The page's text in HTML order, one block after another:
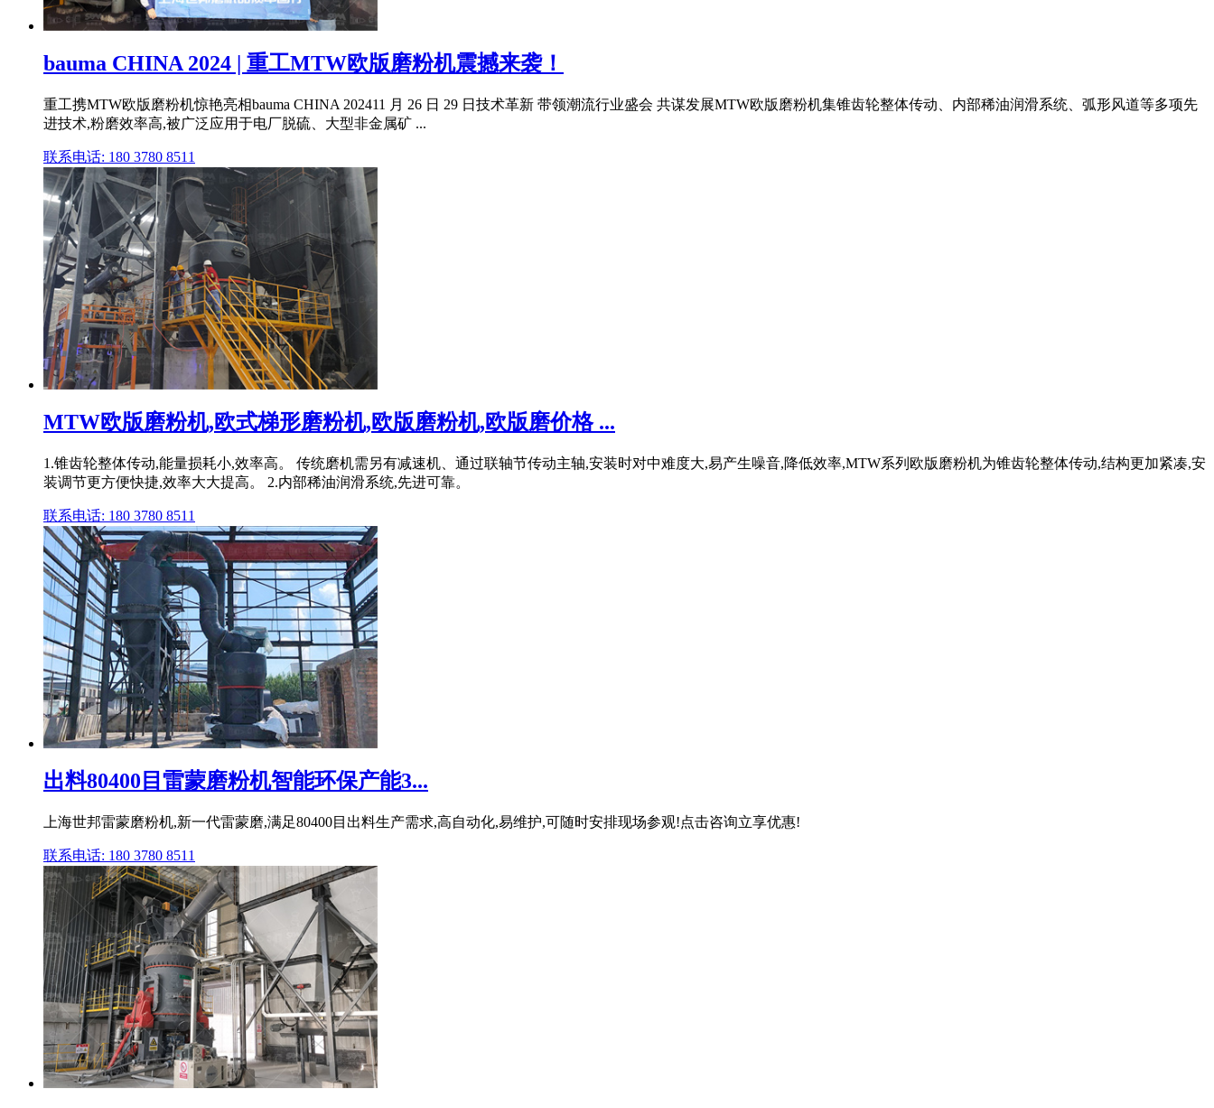
bauma CHINA 2024 | 重工MTW欧版磨粉机震撼来袭！
重工携MTW欧版磨粉机惊艳亮相bauma CHINA 202411 月 26 日 29 日技术革新 带领潮流行业盛会 共谋发展MTW欧版磨粉机集锥齿轮整体传动、内部稀油润滑系统、弧形风道等多项先
进技术,粉磨效率高,被广泛应用于电厂脱硫、大型非金属矿 ...
联系电话: 180 3780 8511
MTW欧版磨粉机,欧式梯形磨粉机,欧版磨粉机,欧版磨价格 ...
1.锥齿轮整体传动,能量损耗小,效率高。 传统磨机需另有减速机、通过联轴节传动主轴,安装时对中难度大,易产生噪音,降低效率,MTW系列欧版磨粉机为锥齿轮整体传动,结构更加紧凑,安
装调节更方便快捷,效率大大提高。 2.内部稀油润滑系统,先进可靠。
联系电话: 180 3780 8511
出料80400目雷蒙磨粉机智能环保产能3...
上海世邦雷蒙磨粉机,新一代雷蒙磨,满足80400目出料生产需求,高自动化,易维护,可随时安排现场参观!点击咨询立享优惠!
联系电话: 180 3780 8511